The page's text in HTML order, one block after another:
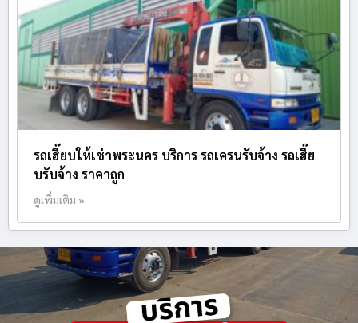
รถเฮี๊ยบให้เช่าพระนคร บริการ รถเครนรับจ้าง รถเฮี๊ย
บรับจ้าง ราคาถูก
ดูเพิ่มเติม »